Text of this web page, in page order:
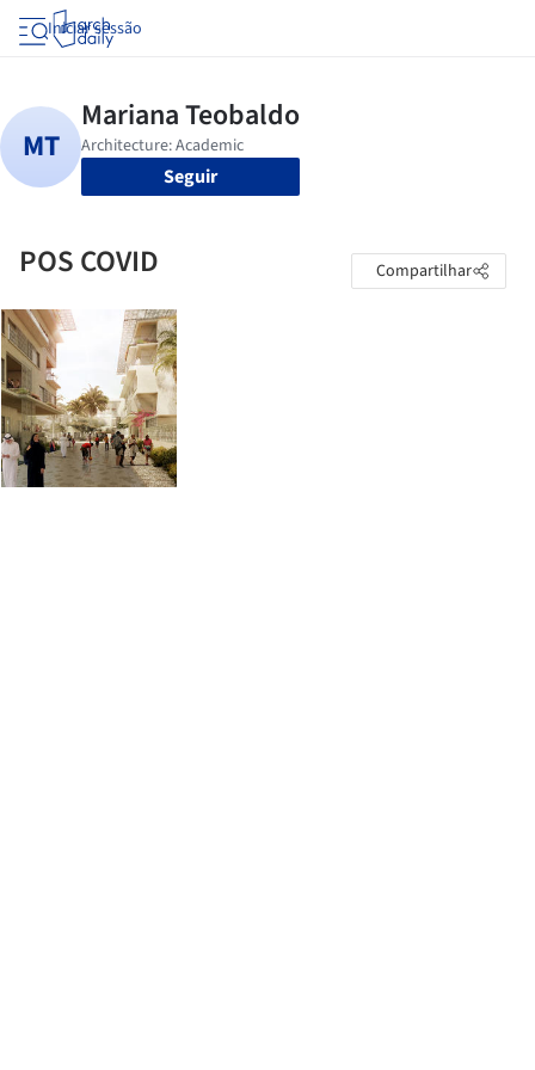
Iniciar sessão
Seguir
POS COVID Compartilhar